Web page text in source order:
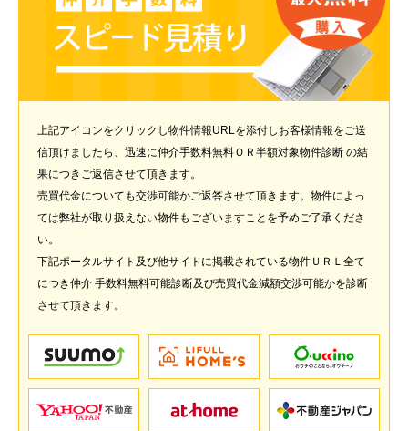
上記アイコンをクリックし物件情報URLを添付しお客様情報をご送
信頂けましたら、迅速に仲介手数料無料ＯＲ半額対象物件診断 の結
果につきご返信させて頂きます。
売買代金についても交渉可能かご返答させて頂きます。物件によっ
ては弊社が取り扱えない物件もございますことを予めご了承くださ
い。
下記ポータルサイト及び他サイトに掲載されている物件ＵＲＬ全て
につき仲介 手数料無料可能診断及び売買代金減額交渉可能かを診断
させて頂きます。